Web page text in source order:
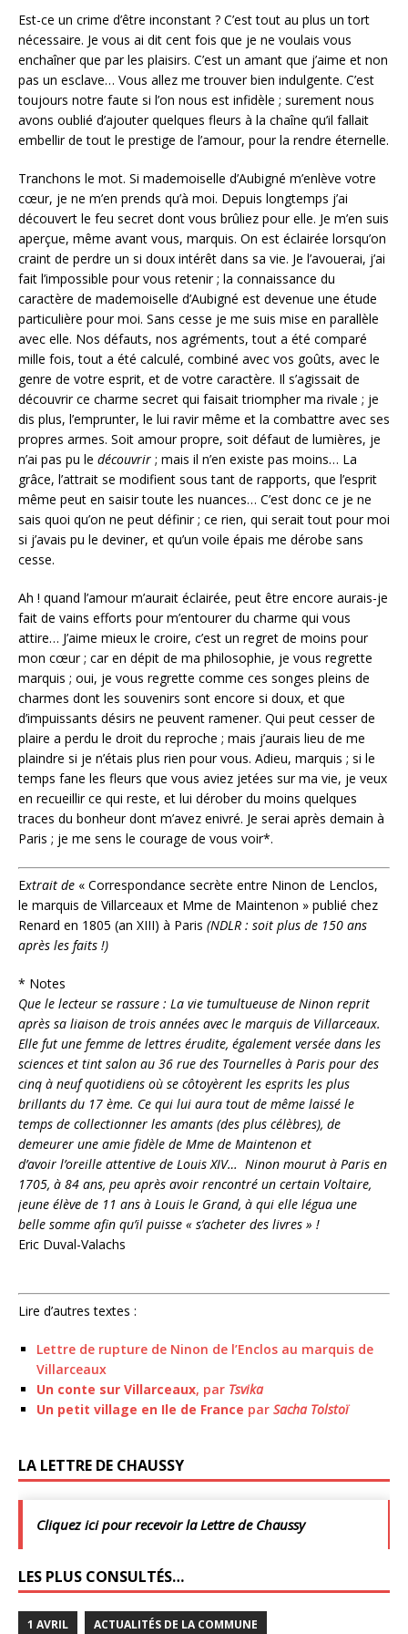
Est-ce un crime d’être inconstant ? C’est tout au plus un tort
nécessaire. Je vous ai dit cent fois que je ne voulais vous
enchaîner que par les plaisirs. C’est un amant que j’aime et non
pas un esclave… Vous allez me trouver bien indulgente. C’est
toujours notre faute si l’on nous est infidèle ; surement nous
avons oublié d’ajouter quelques fleurs à la chaîne qu’il fallait
embellir de tout le prestige de l’amour, pour la rendre éternelle.
Tranchons le mot. Si mademoiselle d’Aubigné m’enlève votre
cœur, je ne m’en prends qu’à moi. Depuis longtemps j’ai
découvert le feu secret dont vous brûliez pour elle. Je m’en suis
aperçue, même avant vous, marquis. On est éclairée lorsqu’on
craint de perdre un si doux intérêt dans sa vie. Je l’avouerai, j’ai
fait l’impossible pour vous retenir ; la connaissance du
caractère de mademoiselle d’Aubigné est devenue une étude
particulière pour moi. Sans cesse je me suis mise en parallèle
avec elle. Nos défauts, nos agréments, tout a été comparé
mille fois, tout a été calculé, combiné avec vos goûts, avec le
genre de votre esprit, et de votre caractère. Il s’agissait de
découvrir ce charme secret qui faisait triompher ma rivale ; je
dis plus, l’emprunter, le lui ravir même et la combattre avec ses
propres armes. Soit amour propre, soit défaut de lumières, je
n’ai pas pu le découvrir ; mais il n’en existe pas moins… La
grâce, l’attrait se modifient sous tant de rapports, que l’esprit
même peut en saisir toute les nuances… C’est donc ce je ne
sais quoi qu’on ne peut définir ; ce rien, qui serait tout pour moi
si j’avais pu le deviner, et qu’un voile épais me dérobe sans
cesse.
Ah ! quand l’amour m’aurait éclairée, peut être encore aurais-je
fait de vains efforts pour m’entourer du charme qui vous
attire… J’aime mieux le croire, c’est un regret de moins pour
mon cœur ; car en dépit de ma philosophie, je vous regrette
marquis ; oui, je vous regrette comme ces songes pleins de
charmes dont les souvenirs sont encore si doux, et que
d’impuissants désirs ne peuvent ramener. Qui peut cesser de
plaire a perdu le droit du reproche ; mais j’aurais lieu de me
plaindre si je n’étais plus rien pour vous. Adieu, marquis ; si le
temps fane les fleurs que vous aviez jetées sur ma vie, je veux
en recueillir ce qui reste, et lui dérober du moins quelques
traces du bonheur dont m’avez enivré. Je serai après demain à
Paris ; je me sens le courage de vous voir*.
Extrait de « Correspondance secrète entre Ninon de Lenclos,
le marquis de Villarceaux et Mme de Maintenon » publié chez
Renard en 1805 (an XIII) à Paris (NDLR : soit plus de 150 ans
après les faits !)
* Notes
Que le lecteur se rassure : La vie tumultueuse de Ninon reprit
après sa liaison de trois années avec le marquis de Villarceaux.
Elle fut une femme de lettres érudite, également versée dans les
sciences et tint salon au 36 rue des Tournelles à Paris pour des
cinq à neuf quotidiens où se côtoyèrent les esprits les plus
brillants du 17 ème. Ce qui lui aura tout de même laissé le
temps de collectionner les amants (des plus célèbres), de
demeurer une amie fidèle de Mme de Maintenon et
d’avoir l’oreille attentive de Louis XIV… Ninon mourut à Paris en
1705, à 84 ans, peu après avoir rencontré un certain Voltaire,
jeune élève de 11 ans à Louis le Grand, à qui elle légua une
belle somme afin qu’il puisse « s’acheter des livres » !
Eric Duval-Valachs
Lire d’autres textes :
Lettre de rupture de Ninon de l’Enclos au marquis de
Villarceaux
Un conte sur Villarceaux, par Tsvika
Un petit village en Ile de France par Sacha Tolstoï
LA LETTRE DE CHAUSSY
Cliquez ici pour recevoir la Lettre de Chaussy
LES PLUS CONSULTÉS…
1 AVRIL ACTUALITÉS DE LA COMMUNE